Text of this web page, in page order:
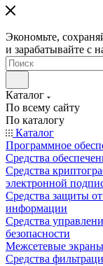
Экономьте,
и зарабатывайте с
Каталог
По всему сайту
По каталогу
Каталог
Программное
Средства
Средства
электронной
Средства защиты
информации
Средства
безопасности
Межсетевые экраны
Средства